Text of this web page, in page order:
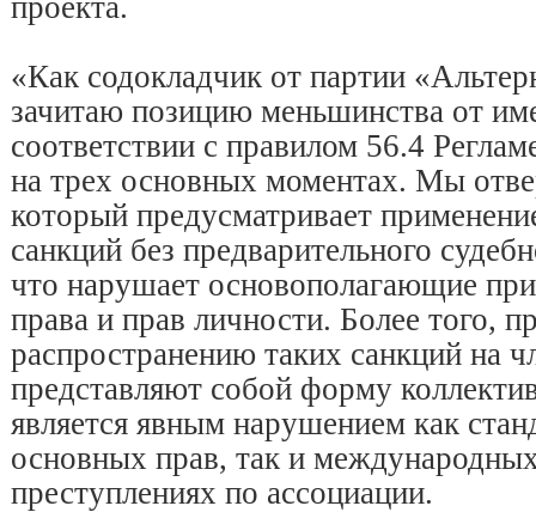
проекта.
«Как содокладчик от партии
зачитаю позицию меньшинства от
соответствии с правилом 56.4
на трех основных моментах. Мы
который предусматривает
санкций без предварительного
что нарушает основополагающие
права и прав личности. Более того,
распространению таких санкций на
представляют собой форму
является явным нарушением как
основных прав, так и
преступлениях по ассоциации.